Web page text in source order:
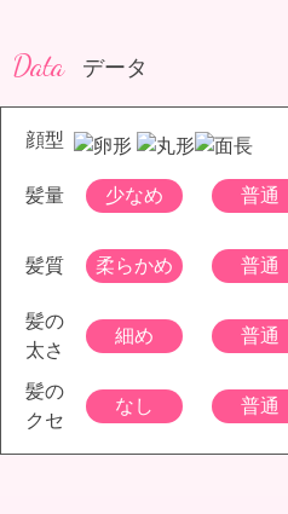
Data データ
顔型
髪量 少なめ 普通
髪質 柔らかめ 普通
髪の
太さ
細め 普通
髪の
クセ
なし 普通